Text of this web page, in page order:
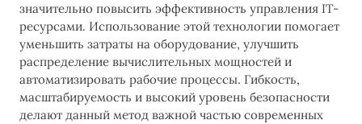
значительно повысить эффективность управления IT-
ресурсами. Использование этой технологии помогает
уменьшить затраты на оборудование, улучшить
распределение вычислительных мощностей и
автоматизировать рабочие процессы. Гибкость,
масштабируемость и высокий уровень безопасности
делают данный метод важной частью современных